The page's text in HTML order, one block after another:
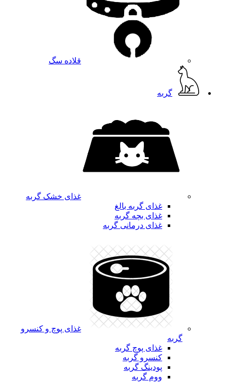
قلاده سگ
گربه
غذای خشک گربه
غذای گربه بالغ
غذای بچه گربه
غذای درمانی گربه
غذای پوچ و کنسرو
گربه
غذای پوچ گربه
کنسرو گربه
پودینگ گربه
ووم گربه